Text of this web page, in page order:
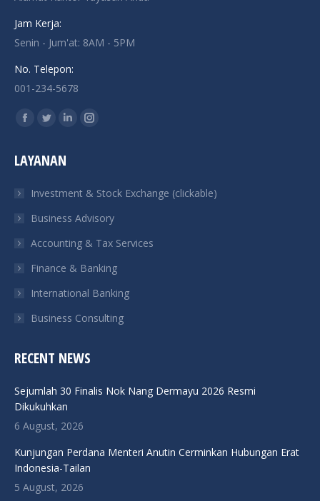
Jam Kerja:
Senin - Jum'at: 8AM - 5PM
No. Telepon:
001-234-5678
Find us on:
Facebook
opens
new
window
Twitter
opens
new
window
Linkedin
new
window
Instagram
new
window
LAYANAN
Investment & Stock Exchange (clickable)
Business Advisory
Accounting & Tax Services
Finance & Banking
International Banking
Business Consulting
RECENT NEWS
Sejumlah 30 Finalis Nok Nang Dermayu 2026 Resmi
Dikukuhkan
6 August, 2026
Kunjungan Perdana Menteri Anutin Cerminkan Hubungan Erat
Indonesia-Tailan
5 August, 2026